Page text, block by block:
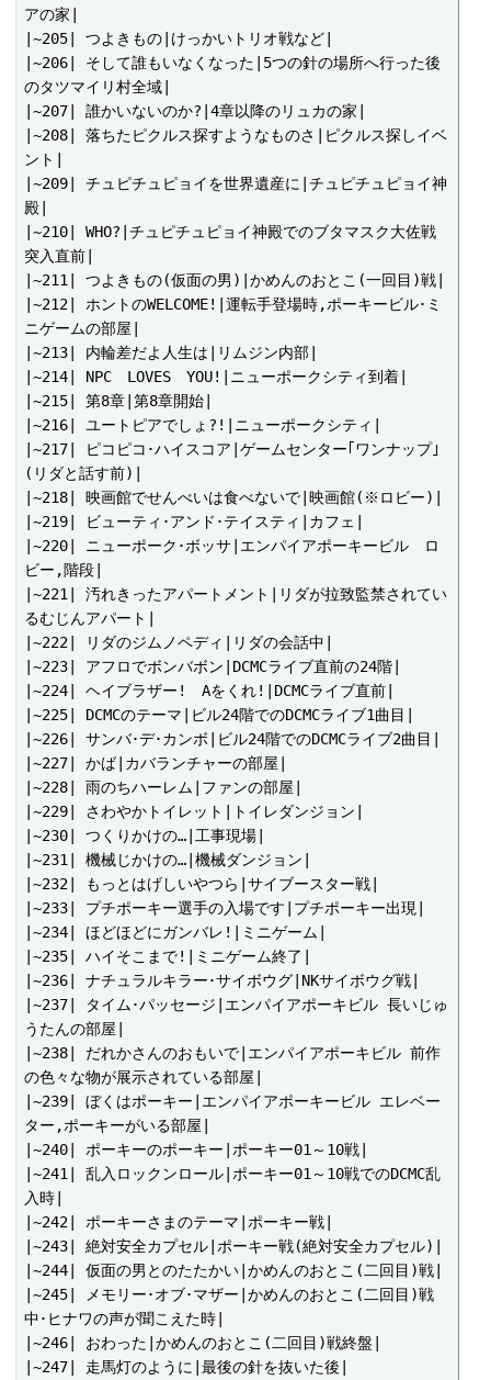
アの家|
|~205| つよきもの|けっかいトリオ戦など|
|~206| そして誰もいなくなった|5つの針の場所へ行った後
のタツマイリ村全域|
|~207| 誰かいないのか?|4章以降のリュカの家|
|~208| 落ちたピクルス探すようなものさ|ピクルス探しイベ
ント|
|~209| チュピチュピョイを世界遺産に|チュピチュピョイ神
殿|
|~210| WHO?|チュピチュピョイ神殿でのブタマスク大佐戦
突入直前|
|~211| つよきもの(仮面の男)|かめんのおとこ(一回目)戦|
|~212| ホントのWELCOME!|運転手登場時,ポーキービル･ミ
ニゲームの部屋|
|~213| 内輪差だよ人生は|リムジン内部|
|~214| NPC　LOVES　YOU!|ニューポークシティ到着|
|~215| 第8章|第8章開始|
|~216| ユートピアでしょ?!|ニューポークシティ|
|~217| ピコピコ･ハイスコア|ゲームセンター｢ワンナップ｣
(リダと話す前)|
|~218| 映画館でせんべいは食べないで|映画館(※ロビー)|
|~219| ビューティ･アンド･テイスティ|カフェ|
|~220| ニューポーク･ボッサ|エンパイアポーキービル　ロ
ビー,階段|
|~221| 汚れきったアパートメント|リダが拉致監禁されてい
るむじんアパート|
|~222| リダのジムノペディ|リダの会話中|
|~223| アフロでボンバボン|DCMCライブ直前の24階|
|~224| ヘイブラザー!　Aをくれ!|DCMCライブ直前|
|~225| DCMCのテーマ|ビル24階でのDCMCライブ1曲目|
|~226| サンバ･デ･カンボ|ビル24階でのDCMCライブ2曲目|
|~227| かば|カバランチャーの部屋|
|~228| 雨のちハーレム|ファンの部屋|
|~229| さわやかトイレット|トイレダンジョン|
|~230| つくりかけの…|工事現場|
|~231| 機械じかけの…|機械ダンジョン|
|~232| もっとはげしいやつら|サイブースター戦|
|~233| プチポーキー選手の入場です|プチポーキー出現|
|~234| ほどほどにガンバレ!|ミニゲーム|
|~235| ハイそこまで!|ミニゲーム終了|
|~236| ナチュラルキラー･サイボウグ|NKサイボウグ戦|
|~237| タイム･パッセージ|エンパイアポーキビル 長いじゅ
うたんの部屋|
|~238| だれかさんのおもいで|エンパイアポーキビル 前作
の色々な物が展示されている部屋|
|~239| ぼくはポーキー|エンパイアポーキービル エレベー
ター,ポーキーがいる部屋|
|~240| ポーキーのポーキー|ポーキー01～10戦|
|~241| 乱入ロックンロール|ポーキー01～10戦でのDCMC乱
入時|
|~242| ポーキーさまのテーマ|ポーキー戦|
|~243| 絶対安全カプセル|ポーキー戦(絶対安全カプセル)|
|~244| 仮面の男とのたたかい|かめんのおとこ(二回目)戦|
|~245| メモリー･オブ･マザー|かめんのおとこ(二回目)戦
中･ヒナワの声が聞こえた時|
|~246| おわった|かめんのおとこ(二回目)戦終盤|
|~247| 走馬灯のように|最後の針を抜いた後|